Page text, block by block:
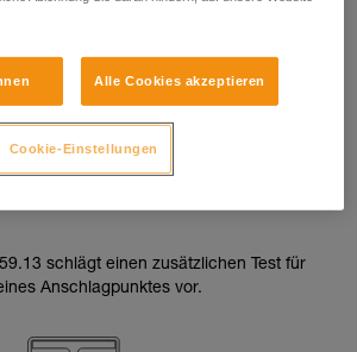
Normen
schlägt einen zusätzlichen Test für
Anschlagpunktes vor.
Alle Cookies akzeptieren
Cookie-Einstellungen